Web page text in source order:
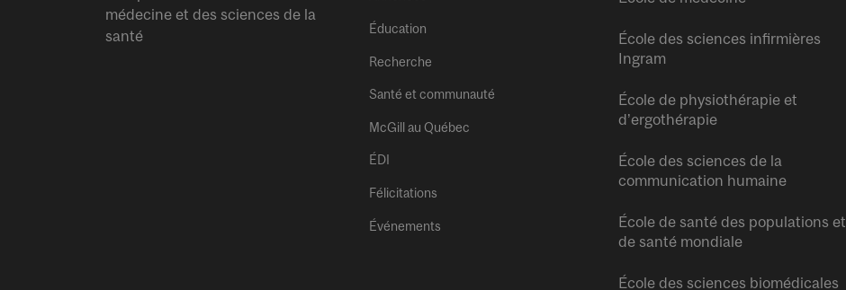
médecine et des sciences de la
santé
Éducation
Recherche
Santé et communauté
McGill au Québec
ÉDI
Félicitations
Événements
École des sciences infirmières
Ingram
École de physiothérapie et
d’ergothérapie
École des sciences de la
communication humaine
École de santé des populations et
de santé mondiale
École des sciences biomédicales